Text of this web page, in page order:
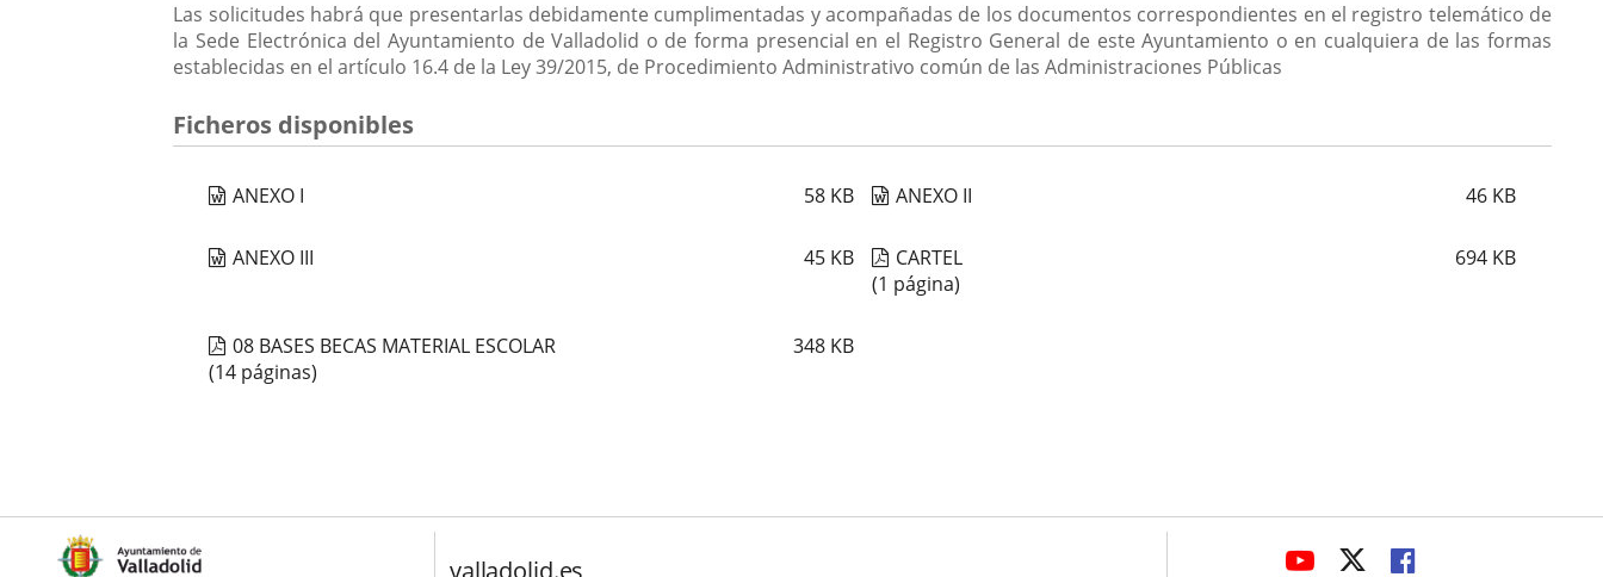
Las solicitudes habrá que presentarlas debidamente cumplimentadas y acompañadas de los documentos correspondientes en el registro telemático de
la Sede Electrónica del Ayuntamiento de Valladolid o de forma presencial en el Registro General de este Ayuntamiento o en cualquiera de las formas
establecidas en el artículo 16.4 de la Ley 39/2015, de Procedimiento Administrativo común de las Administraciones Públicas
Ficheros disponibles
ANEXO I 58 KB ANEXO II 46 KB
ANEXO III 45 KB CARTEL 694 KB
(1 página)
08 BASES BECAS MATERIAL ESCOLAR 348 KB
(14 páginas)
valladolid.es
ENLACEENLACEENLACE